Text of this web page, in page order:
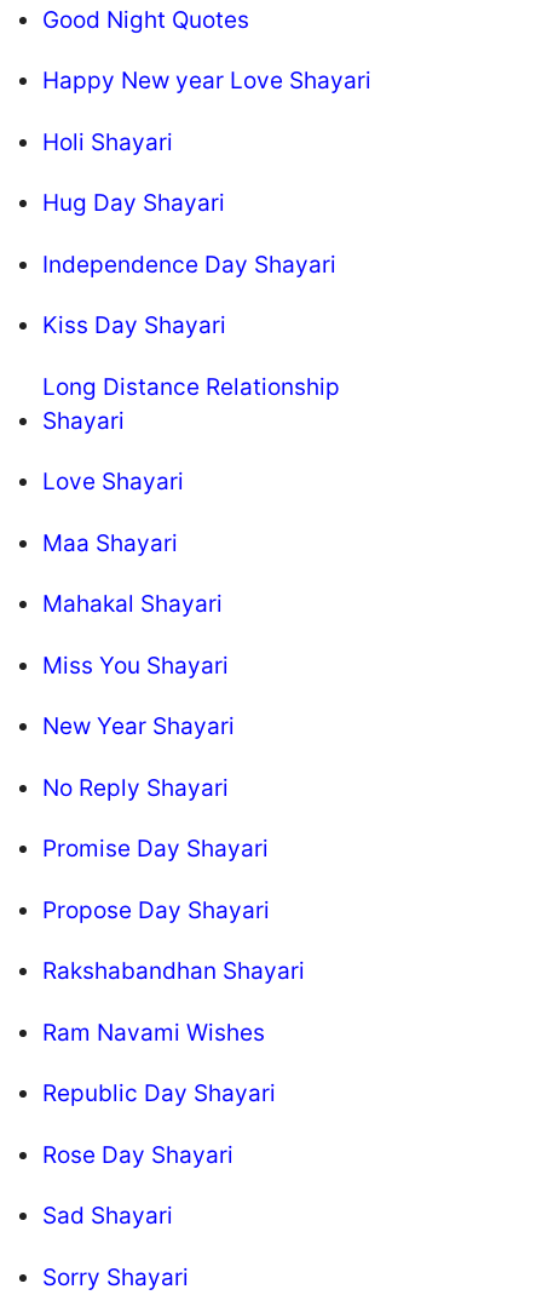
Good Night Quotes
Happy New year Love Shayari
Holi Shayari
Hug Day Shayari
Independence Day Shayari
Kiss Day Shayari
Long Distance Relationship
Shayari
Love Shayari
Maa Shayari
Mahakal Shayari
Miss You Shayari
New Year Shayari
No Reply Shayari
Promise Day Shayari
Propose Day Shayari
Rakshabandhan Shayari
Ram Navami Wishes
Republic Day Shayari
Rose Day Shayari
Sad Shayari
Sorry Shayari